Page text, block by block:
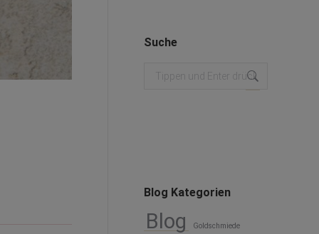
Suche
Search:
Blog Kategorien
Blog Goldschmiede